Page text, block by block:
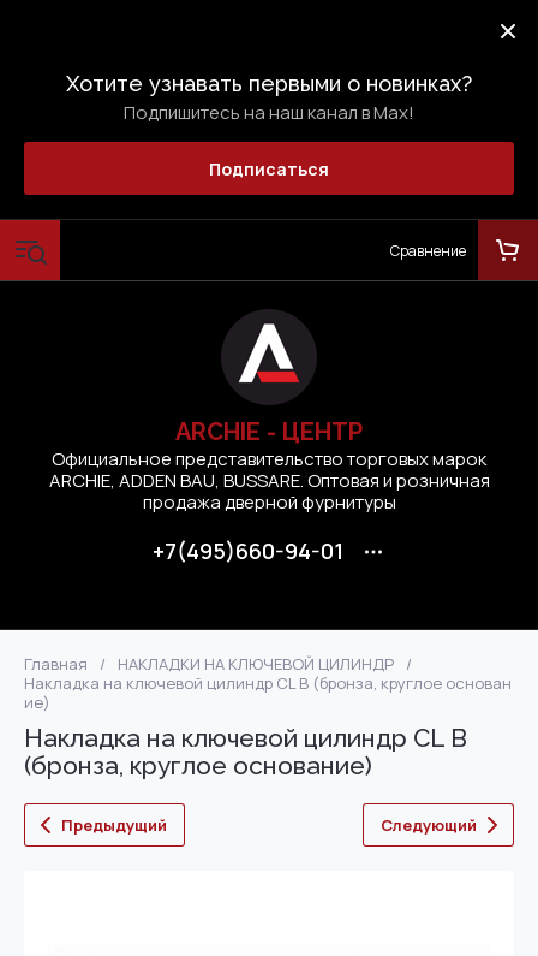
Хотите узнавать первыми о новинках?
Подпишитесь на наш канал в Max!
Подписаться
ARCHIE - ЦЕНТР
Официальное представительство торговых марок
ARCHIE, ADDEN BAU, BUSSARE. Оптовая и розничная
продажа дверной фурнитуры
+7(495)660-94-01
Сравнение
Главная / НАКЛАДКИ НА КЛЮЧЕВОЙ ЦИЛИНДР
/
Накладка на ключевой цилиндр CL B (бронза, круглое основан
ие)
Накладка на ключевой цилиндр CL B
(бронза, круглое основание)
Предыдущий Следующий